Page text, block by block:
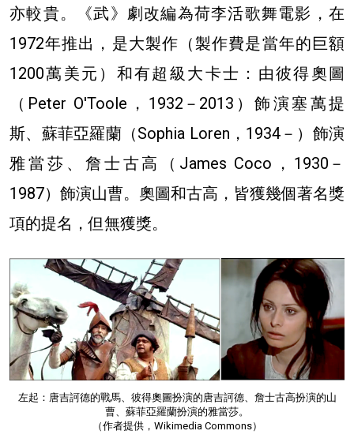
亦較貴。《武》劇改編為荷李活歌舞電影，在
1972年推出，是大製作（製作費是當年的巨額
1200萬美元）和有超級大卡士：由彼得奧圖
（Peter O'Toole，1932－2013）飾演塞萬提
斯、蘇菲亞羅蘭（Sophia Loren，1934－）飾演
雅當莎、詹士古高（James Coco，1930－
1987）飾演山曹。奧圖和古高，皆獲幾個著名獎
項的提名，但無獲獎。
左起：唐吉訶德的戰馬、彼得奧圖扮演的唐吉訶德、詹士古高扮演的山
曹、蘇菲亞羅蘭扮演的雅當莎。
（作者提供，Wikimedia Commons）